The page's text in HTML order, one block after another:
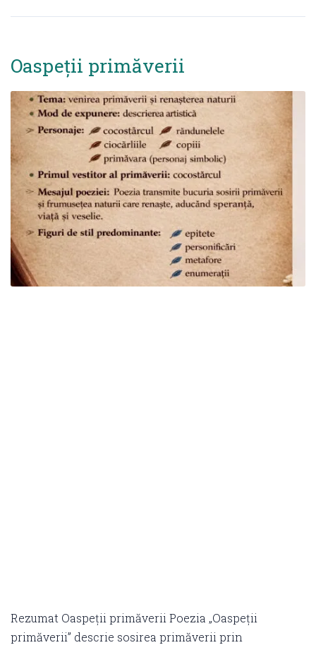
Oaspeții primăverii
Rezumat Oaspeții primăverii Poezia „Oaspeții
primăverii” descrie sosirea primăverii prin